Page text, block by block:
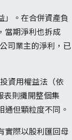
」。在合併資產負
當期淨利也拆成
司業主的淨利，已
資用權益法（依
表則攤開整個集
但顆粒度不同。
實際以股利匯回母